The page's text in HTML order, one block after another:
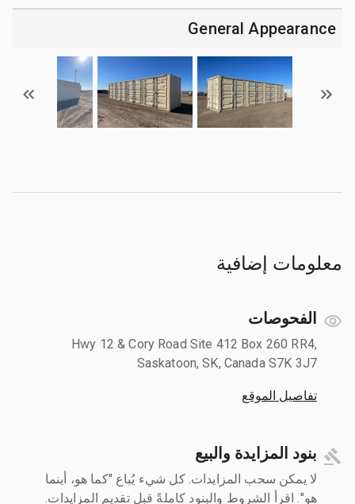
General Appearance
معلومات إضافية
الفحوصات
Hwy 12 & Cory Road Site 412 Box 260 RR4,
Saskatoon, SK, Canada S7K 3J7
تفاصيل الموقع
بنود المزايدة والبيع
لا يمكن سحب المزايدات. كل شيء يُباع "كما هو، أينما
هو". اقرأ الشروط والبنود كاملةً قبل تقديم المزايدات.